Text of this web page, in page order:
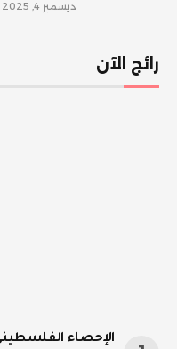
ديسمبر 4, 2025
رائج الآن